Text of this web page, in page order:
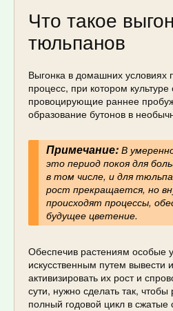
Что такое
тюльпанов
Выгонка в домашних условиях
процесс, при котором
провоцирующие раннее
образование бутонов в
Примечание:В
это период покоя для
в том числе, и для
рост прекращается, но
происходят процессы,
будущее цветение.
Обеспечив растениям особые
искусственным путем вывести
активизировать их рост и
сути, нужно сделать так,
полный годовой цикл в сжатые